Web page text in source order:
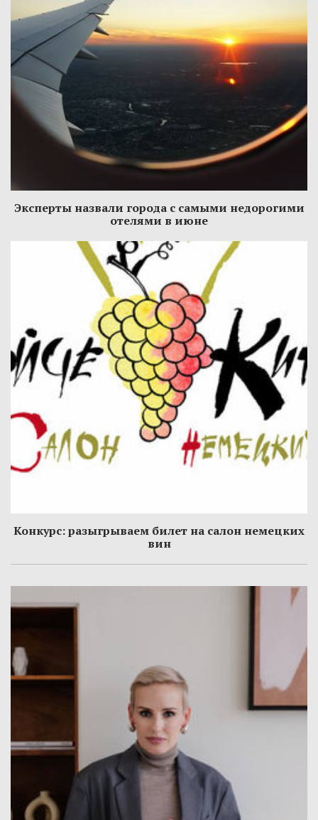
Эксперты назвали города с самыми недорогими
отелями в июне
Конкурс: разыгрываем билет на салон немецких
вин